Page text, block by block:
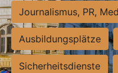
Journalismus, PR,
Ausbildungsplätze
Sicherheitsdienste